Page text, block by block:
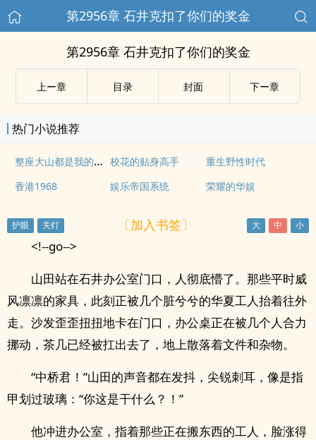
第2956章 石井克扣了你们的奖金
第2956章 石井克扣了你们的奖金
上ー章 目录 封面 下ー章
热门小说推荐
整座大山都是我的猎场 校花的贴身高手
重生野性时代
香港1968
娱乐帝国系统 荣耀的华娱
〔加入书签〕
<!--go-->
山田站在石井办公室门口，人彻底懵了。那些平时威
风凛凛的家具，此刻正被几个脏兮兮的华夏工人抬着往外
走。沙发歪歪扭扭地卡在门口，办公桌正在被几个人合力
挪动，茶几已经被扛出去了，地上散落着文件和杂物。
“中桥君！”山田的声音都在发抖，尖锐刺耳，像是指
甲划过玻璃：“你这是干什么？！”
他冲进办公室，指着那些正在搬东西的工人，脸涨得